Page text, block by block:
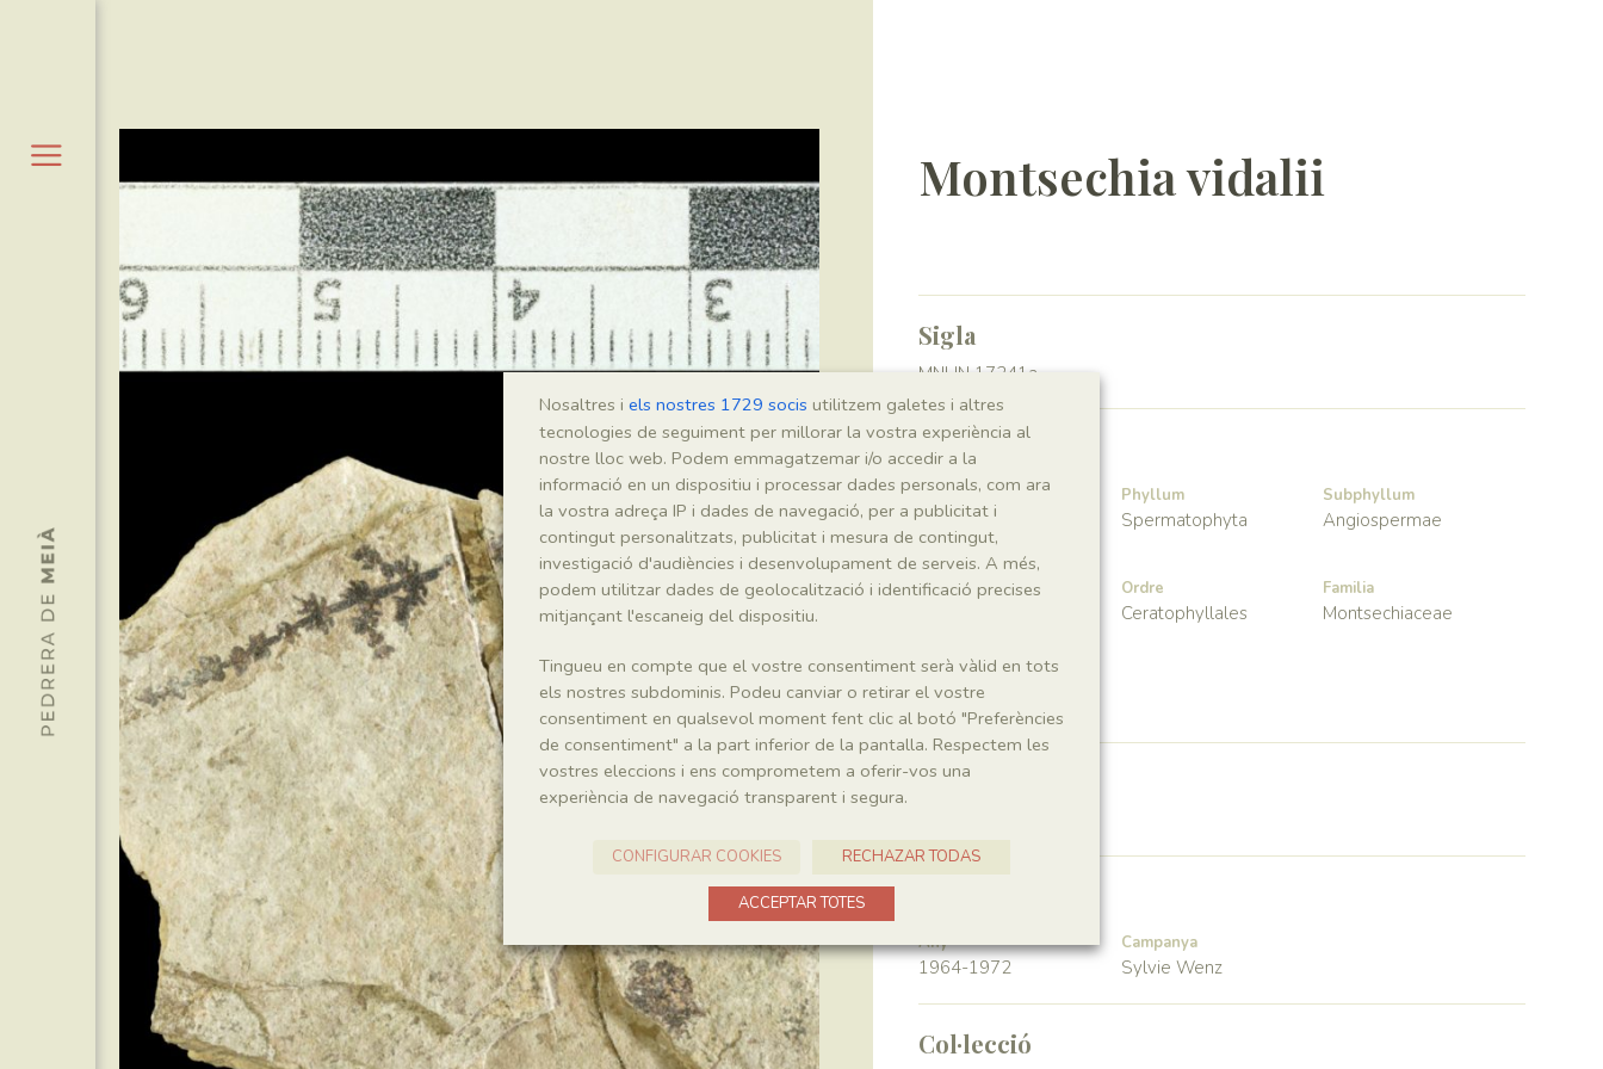
Montsechia vidalii
Sigla
MNHN 17241a
Taxonomia
Regne
Plantae
Phyllum
Spermatophyta
Subphyllum
Angiospermae
Classe Ordre
Ceratophyllales
Familia
Montsechiaceae
Génere
Montsechia
Localitat
Any
1964-1972
Campanya
Sylvie Wenz
Col·lecció
Nosaltres i els nostres 1729 socis utilitzem galetes i altres
tecnologies de seguiment per millorar la vostra experiència al
nostre lloc web. Podem emmagatzemar i/o accedir a la
informació en un dispositiu i processar dades personals, com ara
la vostra adreça IP i dades de navegació, per a publicitat i
contingut personalitzats, publicitat i mesura de contingut,
investigació d'audiències i desenvolupament de serveis. A més,
podem utilitzar dades de geolocalització i identificació precises
mitjançant l'escaneig del dispositiu.
Tingueu en compte que el vostre consentiment serà vàlid en tots
els nostres subdominis. Podeu canviar o retirar el vostre
consentiment en qualsevol moment fent clic al botó "Preferències
de consentiment" a la part inferior de la pantalla. Respectem les
vostres eleccions i ens comprometem a oferir-vos una
experiència de navegació transparent i segura.
CONFIGURAR COOKIES RECHAZAR TODAS
ACCEPTAR TOTES